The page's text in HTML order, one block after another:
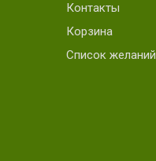
Контакты
Корзина
Список желаний